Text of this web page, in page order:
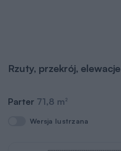
Rzuty, przekrój, elewacje
Parter 71,8 m2
Wersja lustrzana
Wersja lustrzana